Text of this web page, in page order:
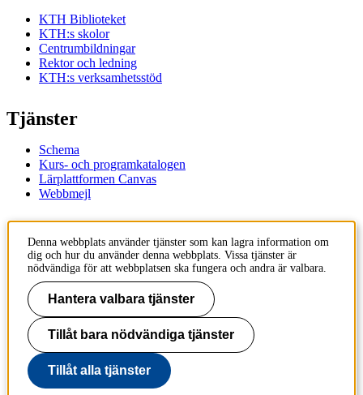
KTH Biblioteket
KTH:s skolor
Centrumbildningar
Rektor och ledning
KTH:s verksamhetsstöd
Tjänster
Schema
Kurs- och programkatalogen
Lärplattformen Canvas
Webbmejl
Kontakt
KTH
100 44 Stockholm
+46 8 790 60 00
Kontakta KTH
Jobba på KTH
Press och media
Faktura och betalning KTH
Om KTH:s webbplatser
Denna webbplats använder tjänster som kan lagra information om
dig och hur du använder denna webbplats. Vissa tjänster är
nödvändiga för att webbplatsen ska fungera och andra är valbara.
Hantera valbara tjänster
Tillåt bara nödvändiga tjänster
Tillåt alla tjänster